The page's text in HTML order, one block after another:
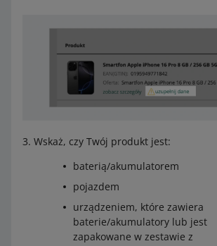
Wskaż, czy Twój produkt jest:
baterią/akumulatorem
pojazdem
urządzeniem, które zawiera
baterie/akumulatory lub jest
zapakowane w zestawie z